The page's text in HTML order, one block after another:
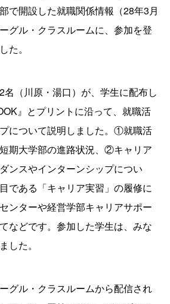
で開設した就職関係情報（28年3月
グル・クラスルームに、参加を登
た。
（川原・湯口）が、学生に配布し
』とプリントに沿って、就職活
について説明しました。①就職活
期大学部の進路状況、②キャリア
ンスやインターンシップについ
である「キャリア実習」の履修に
ンターや経営学部キャリアサポー
などです。参加した学生は、みな
した。
グル・クラスルームから配信され